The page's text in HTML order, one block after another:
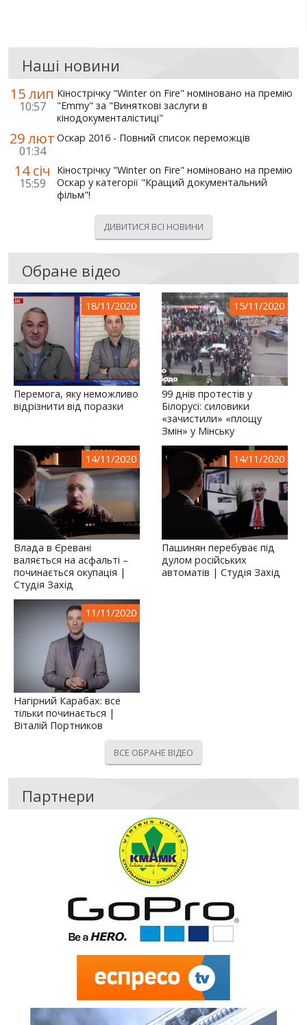
Наші новини
15 лип
10:57
Кінострічку "Winter on Fire" номіновано на премію
"Emmy" за "Виняткові заслуги в
кінодокументалістиці"
29 лют
01:34
Оскар 2016 - Повний список переможців
14 січ
15:59
Кінострічку "Winter on Fire" номіновано на премію
Оскар у категорії "Кращий документальний
фільм"!
ДИВИТИСЯ ВСІ НОВИНИ
Обране відео
18/11/2020
Перемога, яку неможливо
відрізнити від поразки
15/11/2020
99 днів протестів у
Білорусі: силовики
«зачистили» «площу
Змін» у Мінську
14/11/2020
Влада в Єревані
валяється на асфальті –
починається окупація |
Студія Захід
14/11/2020
Пашинян перебуває під
дулом російських
автоматів | Студія Захід
11/11/2020
Нагірний Карабах: все
тільки починається |
Віталій Портников
ВСЕ ОБРАНЕ ВІДЕО
Партнери